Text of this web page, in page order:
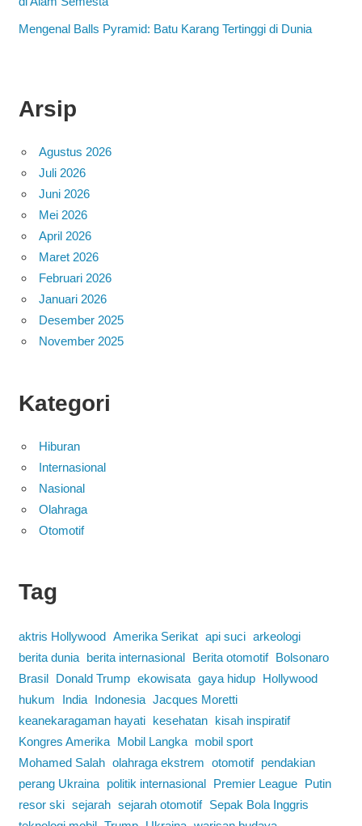
Mengenal Balls Pyramid: Batu Karang Tertinggi di Dunia
Arsip
Agustus 2026
Juli 2026
Juni 2026
Mei 2026
April 2026
Maret 2026
Februari 2026
Januari 2026
Desember 2025
November 2025
Kategori
Hiburan
Internasional
Nasional
Olahraga
Otomotif
Tag
aktris Hollywood Amerika Serikat api suci arkeologi
berita dunia
berita internasional Berita otomotif
Bolsonaro
Brasil
Donald Trump ekowisata gaya hidup
Hollywood
hukum
India Indonesia Jacques Moretti
keanekaragaman hayati
kesehatan
kisah inspiratif
Kongres Amerika
Mobil Langka
mobil sport
Mohamed Salah olahraga ekstrem otomotif
pendakian
perang Ukraina
politik internasional Premier League
Putin
resor ski sejarah sejarah otomotif
Sepak Bola Inggris